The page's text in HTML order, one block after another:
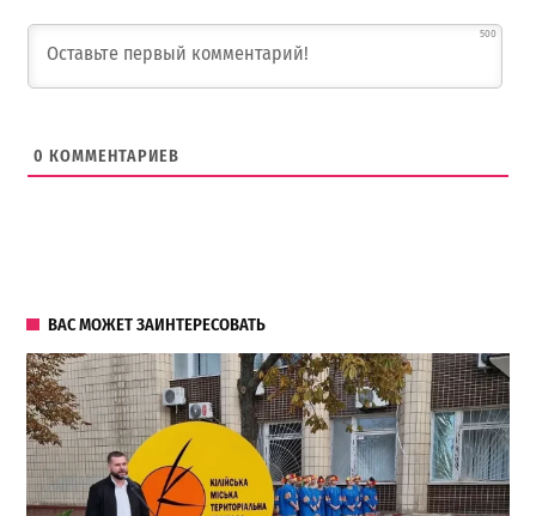
500
0 КОММЕНТАРИЕВ
ВАС МОЖЕТ ЗАИНТЕРЕСОВАТЬ